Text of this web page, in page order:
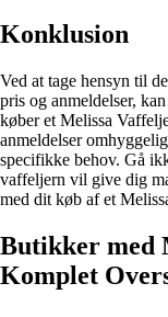
Konklusion
Ved at tage hensyn til
pris og anmeldelser,
køber et Melissa
anmeldelser
specifikke behov. Gå
vaffeljern vil give dig
med dit køb af et
Butikker med
Komplet